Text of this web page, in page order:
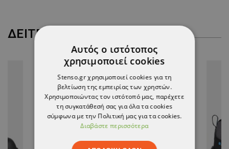
ΔΕΊΤΕ ΠΕΡΙΣΣΌΤΕΡΑ
Αυτός ο ιστότοπος
χρησιμοποιεί cookies
Stenso.gr χρησιμοποιεί cookies για τη
βελτίωση της εμπειρίας των χρηστών.
Χρησιμοποιώντας τον ιστότοπό μας, παρέχετε
τη συγκατάθεσή σας για όλα τα cookies
σύμφωνα με την Πολιτική μας για τα cookies.
Διαβάστε περισσότερα